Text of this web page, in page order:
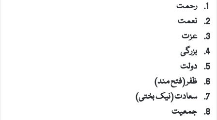
رحمت
نعمت
عزت
بزرگی
دولت
ظفر (فتح مند)
سعادت (نیک بختی)
جمعیت